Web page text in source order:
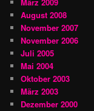
März 2009
August 2008
November 2007
November 2006
Juli 2005
Mai 2004
Oktober 2003
März 2003
Dezember 2000